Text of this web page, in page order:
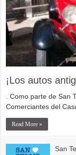
¡Los autos
. Como parte de San
Comerciantes del
Read More »
San